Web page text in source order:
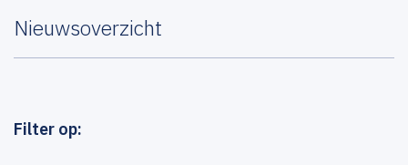
Nieuwsoverzicht
Filter op: